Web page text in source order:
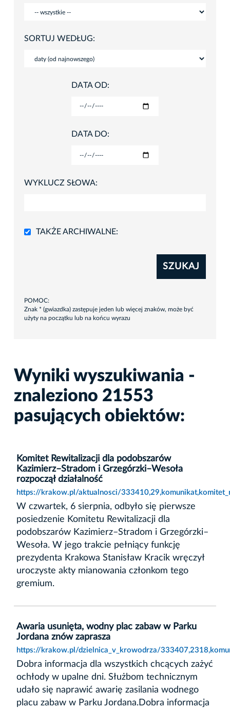
SORTUJ WEDŁUG:
DATA OD:
DATA DO:
WYKLUCZ SŁOWA:
TAKŻE ARCHIWALNE:
SZUKAJ
POMOC:
Znak * (gwiazdka) zastępuje jeden lub więcej znaków, może być
użyty na początku lub na końcu wyrazu
Wyniki wyszukiwania -
znaleziono 21553
pasujących obiektów:
Komitet Rewitalizacji dla podobszarów
Kazimierz–Stradom i Grzegórzki–Wesoła
rozpoczął działalność
https://krakow.pl/aktualnosci/
W czwartek, 6 sierpnia, odbyło się pierwsze
posiedzenie Komitetu Rewitalizacji dla
podobszarów Kazimierz–Stradom i Grzegórzki–
Wesoła. W jego trakcie pełniący funkcję
prezydenta Krakowa Stanisław Kracik wręczył
uroczyste akty mianowania członkom tego
gremium.
Awaria usunięta, wodny plac zabaw w Parku
Jordana znów zaprasza
https://krakow.pl/dzielnica_v_krowodrza/
Dobra informacja dla wszystkich chcących zażyć
ochłody w upalne dni. Służbom technicznym
udało się naprawić awarię zasilania wodnego
placu zabaw w Parku Jordana.Dobra informacja